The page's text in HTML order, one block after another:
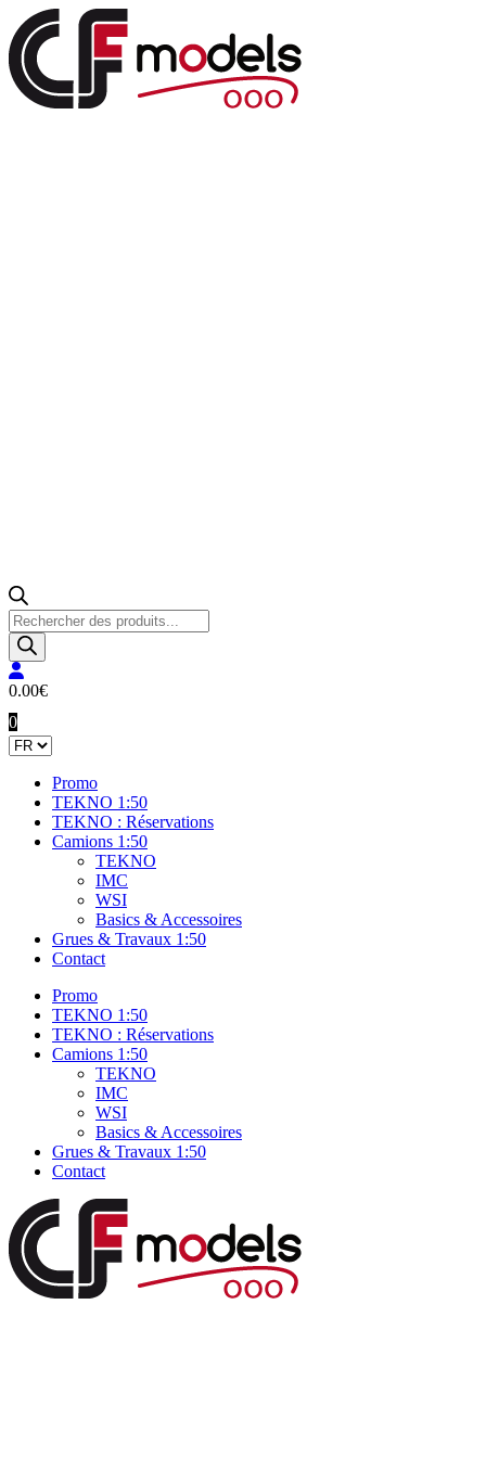
Recherche
de
produits
0.00€
0
Promo
TEKNO 1:50
TEKNO : Réservations
Camions 1:50
TEKNO
IMC
WSI
Basics & Accessoires
Grues & Travaux 1:50
Contact
Promo
TEKNO 1:50
TEKNO : Réservations
Camions 1:50
TEKNO
IMC
WSI
Basics & Accessoires
Grues & Travaux 1:50
Contact